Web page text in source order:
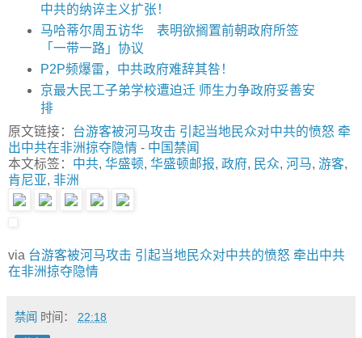
中共的纳谇主义扩张！
马哈蒂尔周五访华 表明欲搁置前朝政府所签
「一带一路」协议
P2P频爆雷，中共政府难辞其咎！
京最大民工子弟学校遭迫迁 师生力争政府妥善安
排
原文链接： 台游客被河马攻击 引起当地民众对中共的愤怒 牵
出中共在非洲掠夺隐情 - 中国禁闻
本文标签： 中共, 华盛顿, 华盛顿邮报, 政府, 民众, 河马, 游客,
肯尼亚, 非洲
via 台游客被河马攻击 引起当地民众对中共的愤怒 牵出中共
在非洲掠夺隐情
禁闻 时间： 22:18